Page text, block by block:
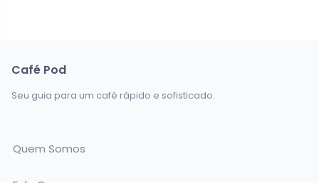
Café Pod
Seu guia para um café rápido e sofisticado.
Quem Somos